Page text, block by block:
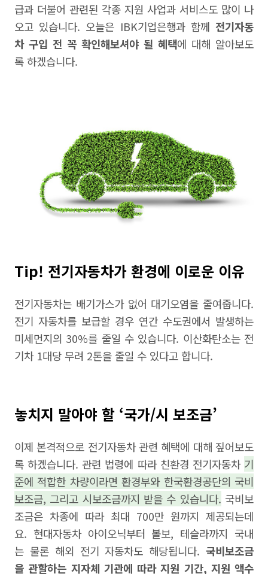
급과 더불어 관련된 각종 지원 사업과 서비스도 많이 나
오고 있습니다. 오늘은 IBK기업은행과 함께 전기자동
차 구입 전 꼭 확인해보셔야 될 혜택에 대해 알아보도
록 하겠습니다.
Tip! 전기자동차가 환경에 이로운 이유
전기자동차는 배기가스가 없어 대기오염을 줄여줍니다.
전기 자동차를 보급할 경우 연간 수도권에서 발생하는
미세먼지의 30%를 줄일 수 있습니다. 이산화탄소는 전
기차 1대당 무려 2톤을 줄일 수 있다고 합니다.
놓치지 말아야 할 ‘국가/시 보조금’
이제 본격적으로 전기자동차 관련 혜택에 대해 짚어보도
록 하겠습니다. 관련 법령에 따라 친환경 전기자동차 기
준에 적합한 차량이라면 환경부와 한국환경공단의 국비
보조금, 그리고 시보조금까지 받을 수 있습니다. 국비보
조금은 차종에 따라 최대 700만 원까지 제공되는데
요. 현대자동차 아이오닉부터 볼보, 테슬라까지 국내
는 물론 해외 전기 자동차도 해당됩니다. 국비보조금
을 관할하는 지자체 기관에 따라 지원 기간, 지원 액수